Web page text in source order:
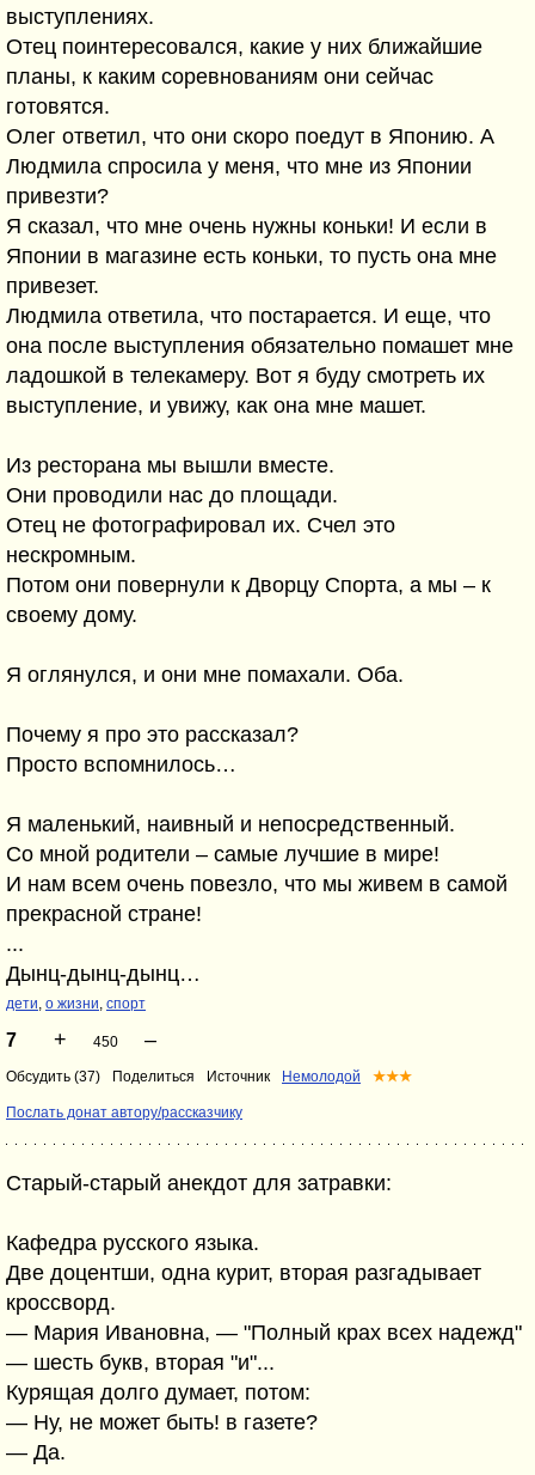
выступлениях.
Отец поинтересовался, какие у них ближайшие
планы, к каким соревнованиям они сейчас
готовятся.
Олег ответил, что они скоро поедут в Японию. А
Людмила спросила у меня, что мне из Японии
привезти?
Я сказал, что мне очень нужны коньки! И если в
Японии в магазине есть коньки, то пусть она мне
привезет.
Людмила ответила, что постарается. И еще, что
она после выступления обязательно помашет мне
ладошкой в телекамеру. Вот я буду смотреть их
выступление, и увижу, как она мне машет.
Из ресторана мы вышли вместе.
Они проводили нас до площади.
Отец не фотографировал их. Счел это
нескромным.
Потом они повернули к Дворцу Спорта, а мы – к
своему дому.
Я оглянулся, и они мне помахали. Оба.
Почему я про это рассказал?
Просто вспомнилось…
Я маленький, наивный и непосредственный.
Со мной родители – самые лучшие в мире!
И нам всем очень повезло, что мы живем в самой
прекрасной стране!
...
Дынц-дынц-дынц…
дети, о жизни, спорт
7 + 450 –
Обсудить (37) Поделиться Источник Немолодой ★★★
Послать донат автору/рассказчику
Старый-старый анекдот для затравки:
Кафедра русского языка.
Две доцентши, одна курит, вторая разгадывает
кроссворд.
— Мария Ивановна, — "Полный крах всех надежд"
— шесть букв, вторая "и"...
Курящая долго думает, потом:
— Ну, не может быть! в газете?
— Да.